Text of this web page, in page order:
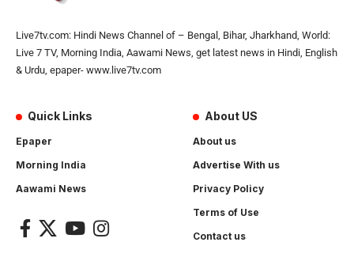
Live7tv.com: Hindi News Channel of – Bengal, Bihar, Jharkhand, World:
Live 7 TV, Morning India, Aawami News, get latest news in Hindi, English
& Urdu, epaper- www.live7tv.com
Quick Links
Epaper
Morning India
Aawami News
About US
About us
Advertise With us
Privacy Policy
Terms of Use
Contact us